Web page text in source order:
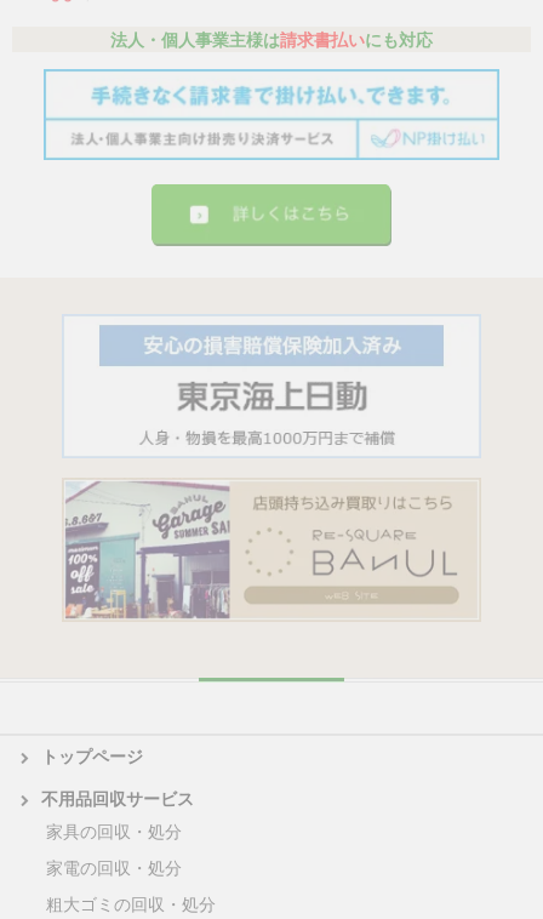
法人・個人事業主様は請求書払いにも対応
トップページ
不用品回収サービス
家具の回収・処分
家電の回収・処分
粗大ゴミの回収・処分